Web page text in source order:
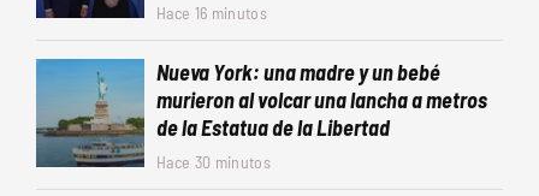
Hace 16 minutos
Nueva York: una madre y un bebé
murieron al volcar una lancha a metros
de la Estatua de la Libertad
Hace 30 minutos